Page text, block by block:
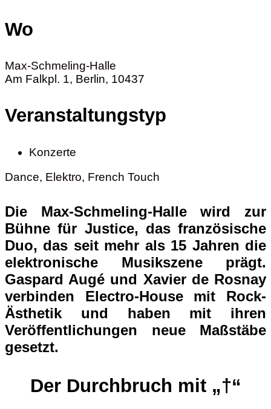
Wo
Max-Schmeling-Halle
Am Falkpl. 1, Berlin, 10437
Veranstaltungstyp
Konzerte
Dance, Elektro, French Touch
Die Max-Schmeling-Halle wird zur
Bühne für Justice, das französische
Duo, das seit mehr als 15 Jahren die
elektronische Musikszene prägt.
Gaspard Augé und Xavier de Rosnay
verbinden Electro-House mit Rock-
Ästhetik und haben mit ihren
Veröffentlichungen neue Maßstäbe
gesetzt.
Der Durchbruch mit „†“